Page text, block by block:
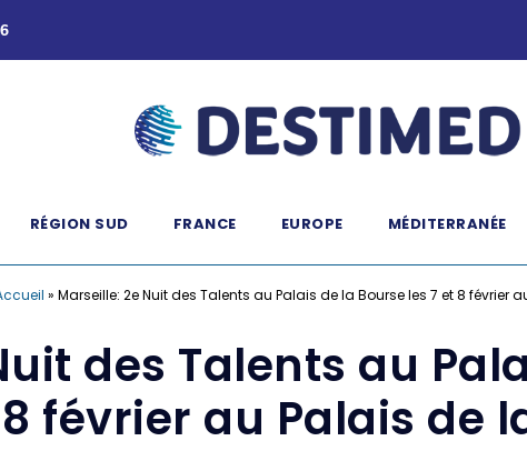
RÉGION SUD FRANCE EUROPE MÉDITERRANÉE
» Marseille: 2e Nuit des Talents au Palais de la Bourse les 7 et 8 février
des Talents au
février au Palais de